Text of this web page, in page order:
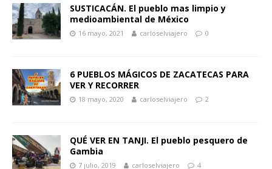
SUSTICACÁN. El pueblo mas limpio y
medioambiental de México
16 mayo, 2021 carloselviajero 0
6 PUEBLOS MÁGICOS DE ZACATECAS PARA
VER Y RECORRER
18 mayo, 2020 carloselviajero 2
QUÉ VER EN TANJI. El pueblo pesquero de
Gambia
7 julio, 2019 carloselviajero 4